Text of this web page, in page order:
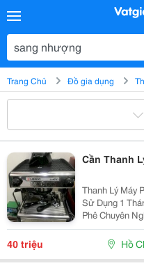
Trang Chủ Đồ gia dụng
Cần Thanh
Thanh Lý Máy
Sử Dụng 1
Phê Chuyên
Mua Nhưng
Nhương Lại
Dòng Máy...
40 triệu Hồ